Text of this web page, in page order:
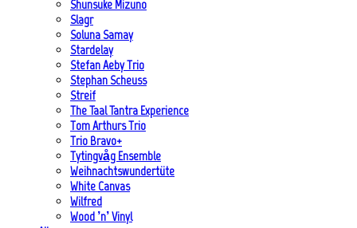
Shunsuke Mizuno
Slagr
Soluna Samay
Stardelay
Stefan Aeby Trio
Stephan Scheuss
Streif
The Taal Tantra Experience
Tom Arthurs Trio
Trio Bravo+
Tytingvåg Ensemble
Weihnachtswundertüte
White Canvas
Wilfred
Wood ’n’ Vinyl